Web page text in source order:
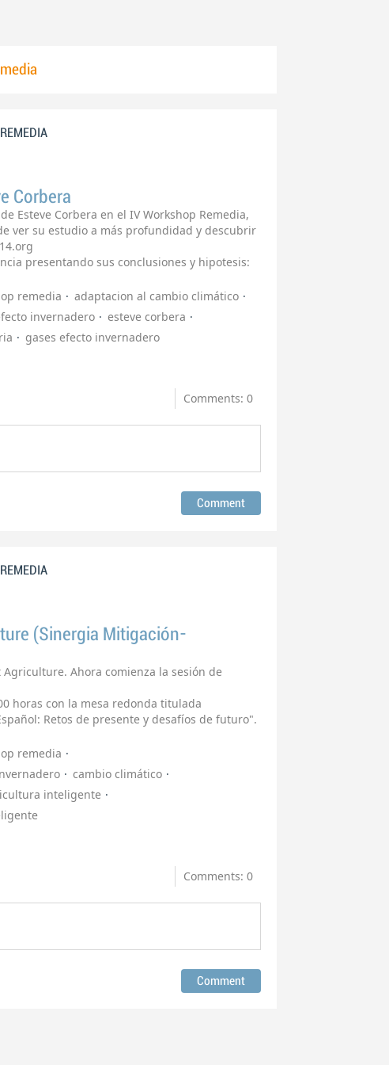
Corbera
Esteve Corbera en el IV Workshop Remedia,
ver su estudio a más profundidad y descubrir
presentando sus conclusiones y hipotesis:
remedia
adaptacion al cambio climático
invernadero
esteve corbera
gases efecto invernadero
Comments: 0
(Sinergia Mitigación-
Ahora comienza la sesión de
horas con la mesa redonda titulada
Retos de presente y desafíos de futuro".
remedia
cambio climático
inteligente
Comments: 0